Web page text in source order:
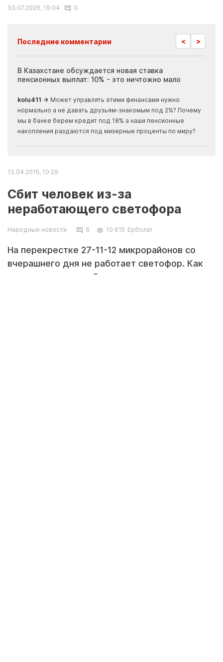
30.07.2026, 19:04
0
Последние комментарии < >
В Казахстане обсуждается новая ставка
пенсионных выплат: 10% - это ничтожно мало
kolu411 → Может управлять этими финансами нужно
нормально а не давать друзьям-знакомым под 2%? Почему
мы в банке берем кредит под 18% а наши пенсионные
накопления раздаются под мизерные проценты по миру?
13.04.2015, 10:29
Сбит человек из-за
неработающего светофора
Народные новости 6 10 615 Ерболат
На перекрестке 27-11-12 микрорайонов со
вчерашнего дня не работает светофор. Как
следствие - вчера были аварии, сегодня